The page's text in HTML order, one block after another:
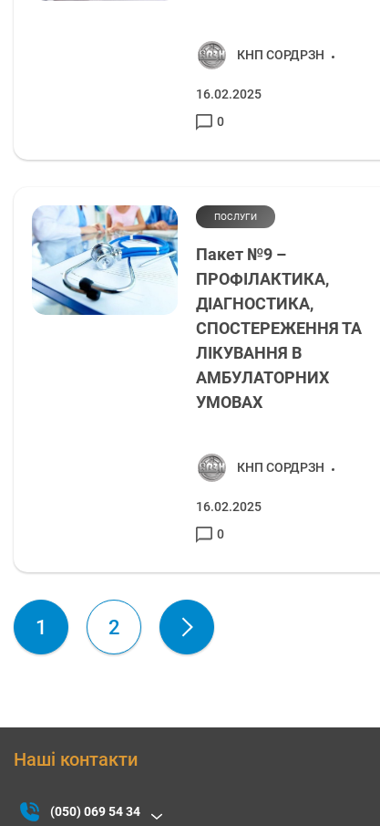
КНП СОРДРЗН
16.02.2025
0
ПОСЛУГИ
Пакет №9 –
ПРОФІЛАКТИКА,
ДІАГНОСТИКА,
СПОСТЕРЕЖЕННЯ ТА
ЛІКУВАННЯ В
АМБУЛАТОРНИХ
УМОВАХ
КНП СОРДРЗН
16.02.2025
0
1 2
Наші контакти
(050) 069 54 34